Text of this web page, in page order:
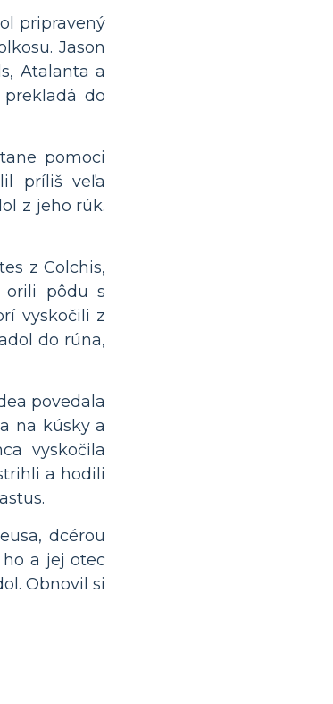
pripravený
Jason
Atalanta a
do
pomoci
príliš veľa
z jeho rúk.
z Colchis,
orili pôdu s
vyskočili z
do rúna,
povedala
na kúsky a
vyskočila
a hodili
dcérou
a jej otec
Obnovil si